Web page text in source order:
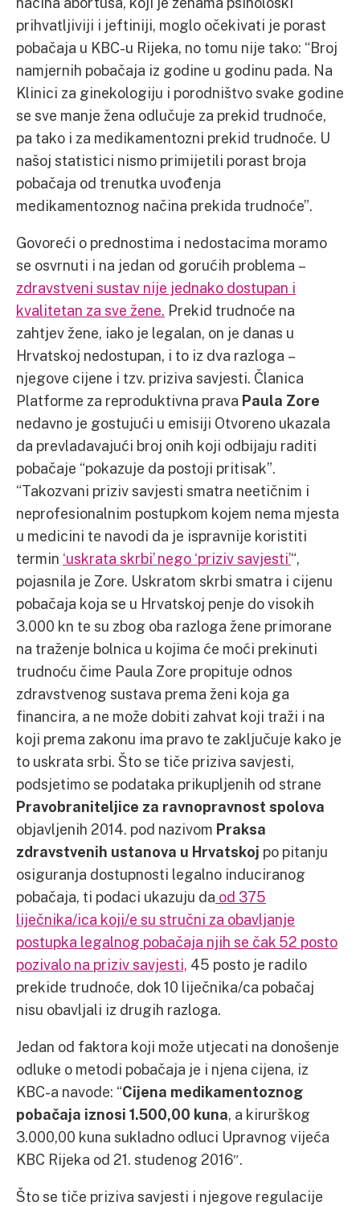
prihvatljiviji i jeftiniji, moglo očekivati je porast
pobačaja u KBC-u Rijeka, no tomu nije tako: “Broj
namjernih pobačaja iz godine u godinu pada. Na
Klinici za ginekologiju i porodništvo svake godine
se sve manje žena odlučuje za prekid trudnoće,
pa tako i za medikamentozni prekid trudnoće. U
našoj statistici nismo primijetili porast broja
pobačaja od trenutka uvođenja
medikamentoznog načina prekida trudnoće”.
Govoreći o prednostima i nedostacima moramo
se osvrnuti i na jedan od gorućih problema –
zdravstveni sustav nije jednako dostupan i
kvalitetan za sve žene. Prekid trudnoće na
zahtjev žene, iako je legalan, on je danas u
Hrvatskoj nedostupan, i to iz dva razloga –
njegove cijene i tzv. priziva savjesti. Članica
Platforme za reproduktivna prava Paula Zore
nedavno je gostujući u emisiji Otvoreno ukazala
da prevladavajući broj onih koji odbijaju raditi
pobačaje “pokazuje da postoji pritisak”.
“Takozvani priziv savjesti smatra neetičnim i
neprofesionalnim postupkom kojem nema mjesta
u medicini te navodi da je ispravnije koristiti
termin ‘uskrata skrbi’ nego ‘priziv savjesti’“,
pojasnila je Zore. Uskratom skrbi smatra i cijenu
pobačaja koja se u Hrvatskoj penje do visokih
3.000 kn te su zbog oba razloga žene primorane
na traženje bolnica u kojima će moći prekinuti
trudnoću čime Paula Zore propituje odnos
zdravstvenog sustava prema ženi koja ga
financira, a ne može dobiti zahvat koji traži i na
koji prema zakonu ima pravo te zaključuje kako je
to uskrata srbi. Što se tiče priziva savjesti,
podsjetimo se podataka prikupljenih od strane
Pravobraniteljice za ravnopravnost spolova
objavljenih 2014. pod nazivom Praksa
zdravstvenih ustanova u Hrvatskoj po pitanju
osiguranja dostupnosti legalno induciranog
pobačaja, ti podaci ukazuju da od 375
liječnika/ica koji/e su stručni za obavljanje
postupka legalnog pobačaja njih se čak 52 posto
pozivalo na priziv savjesti, 45 posto je radilo
prekide trudnoće, dok 10 liječnika/ca pobačaj
nisu obavljali iz drugih razloga.
Jedan od faktora koji može utjecati na donošenje
odluke o metodi pobačaja je i njena cijena, iz
KBC-a navode: “Cijena medikamentoznog
pobačaja iznosi 1.500,00 kuna, a kirurškog
3.000,00 kuna sukladno odluci Upravnog vijeća
KBC Rijeka od 21. studenog 2016″.
Što se tiče priziva savjesti i njegove regulacije